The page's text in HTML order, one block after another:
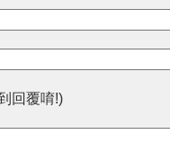
回覆唷!)